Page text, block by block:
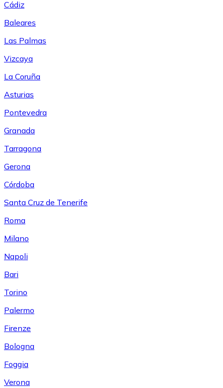
Cádiz
Baleares
Las Palmas
Vizcaya
La Coruña
Asturias
Pontevedra
Granada
Tarragona
Gerona
Córdoba
Santa Cruz de Tenerife
Roma
Milano
Napoli
Bari
Torino
Palermo
Firenze
Bologna
Foggia
Verona